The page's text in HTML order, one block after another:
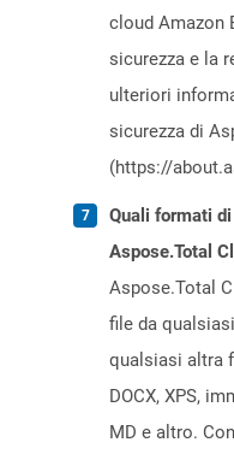
cloud Amazon
sicurezza e la
ulteriori
sicurezza di
(https://
Quali formati
Aspose.Total
Aspose.Total
file da
qualsiasi altra
DOCX, XPS,
MD e altro.